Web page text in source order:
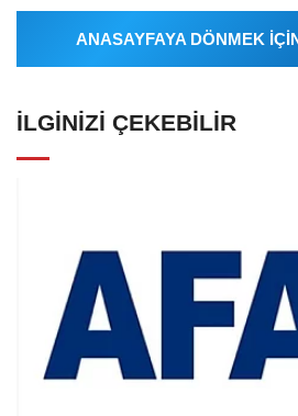
ANASAYFAYA DÖNMEK
İLGINIZI ÇEKEBILIR